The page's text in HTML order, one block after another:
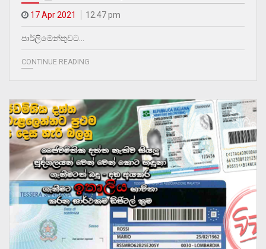
17 Apr 2021 12.47 pm
පාර්ලිමේන්තුවට…
CONTINUE READING